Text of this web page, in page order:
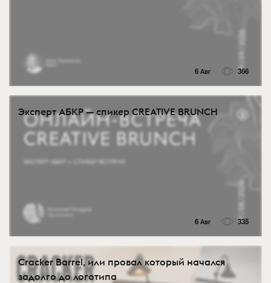
6 Авг 366
Эксперт АБКР — спикер CREATIVE BRUNCH
6 Авг 335
Cracker Barrel, или провал который начался
задолго до логотипа